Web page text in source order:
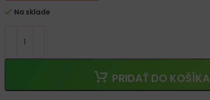
Na sklade
PRIDAŤ DO KOŠÍKA